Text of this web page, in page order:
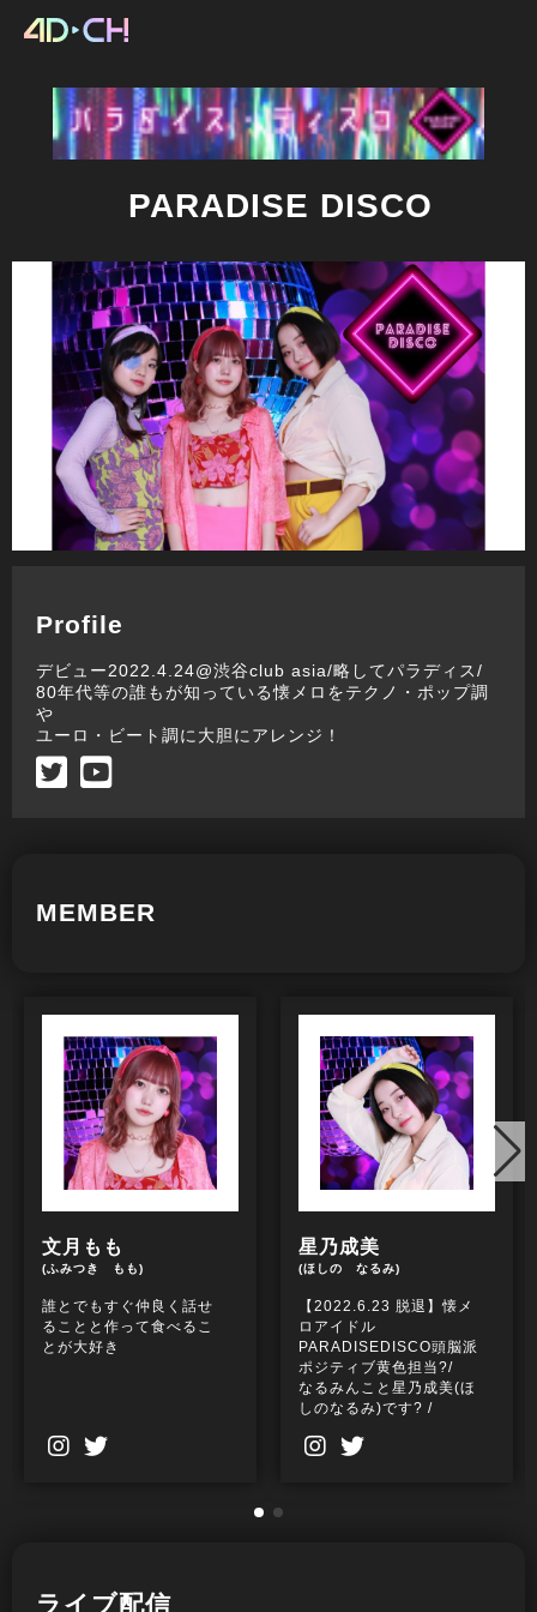
PARADISE DISCO
Profile
デビュー2022.4.24@渋谷club asia/略してパラディス/
80年代等の誰もが知っている懐メロをテクノ・ポップ調
や
ユーロ・ビート調に大胆にアレンジ！
MEMBER
文月もも
(ふみつき もも)
誰とでもすぐ仲良く話せ
ることと作って食べるこ
とが大好き
星乃成美
(ほしの なるみ)
【2022.6.23 脱退】懐メ
ロアイドル
PARADISEDISCO頭脳派
ポジティブ黄色担当?/
なるみんこと星乃成美(ほ
しのなるみ)です? /
ライブ配信